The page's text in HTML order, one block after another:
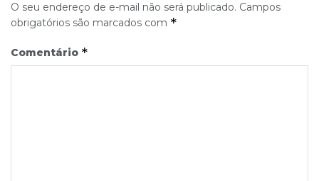
O seu endereço de e-mail não será publicado. Campos
obrigatórios são marcados com *
Comentário *